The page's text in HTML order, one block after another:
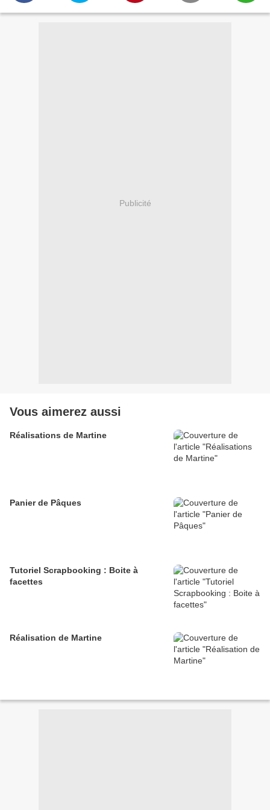
Publicité
Vous aimerez aussi
Réalisations de Martine
Panier de Pâques
Tutoriel Scrapbooking : Boite à
facettes
Réalisation de Martine